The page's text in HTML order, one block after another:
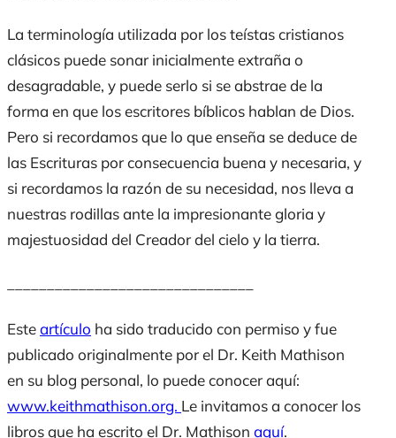
La terminología utilizada por los teístas cristianos
clásicos puede sonar inicialmente extraña o
desagradable, y puede serlo si se abstrae de la
forma en que los escritores bíblicos hablan de Dios.
Pero si recordamos que lo que enseña se deduce de
las Escrituras por consecuencia buena y necesaria, y
si recordamos la razón de su necesidad, nos lleva a
nuestras rodillas ante la impresionante gloria y
majestuosidad del Creador del cielo y la tierra.
Esteartículo ha sido traducido con permiso y fue
publicado originalmente por el Dr. Keith Mathison
en su blog personal, lo puede conocer aquí:
www.keithmathison.org. Le invitamos a conocer los
libros que ha escrito el Dr. Mathison aquí.